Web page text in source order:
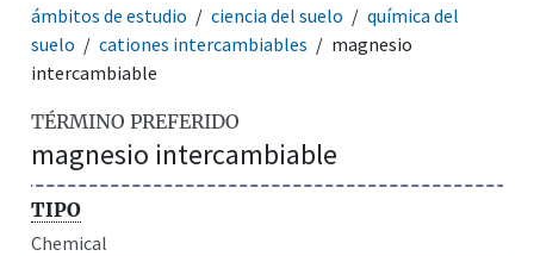
ámbitos de estudio
ciencia del suelo
química del
suelo
cationes intercambiables
magnesio
intercambiable
TÉRMINO PREFERIDO
magnesio intercambiable
TIPO
Chemical